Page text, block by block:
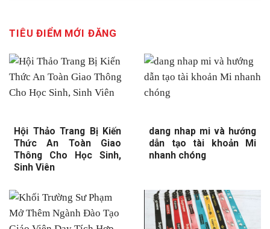
TIÊU ĐIỂM MỚI ĐĂNG
Hội Thảo Trang Bị Kiến
Thức An Toàn Giao
Thông Cho Học Sinh,
Sinh Viên
dang nhap mi và hướng
dẫn tạo tài khoản Mi
nhanh chóng